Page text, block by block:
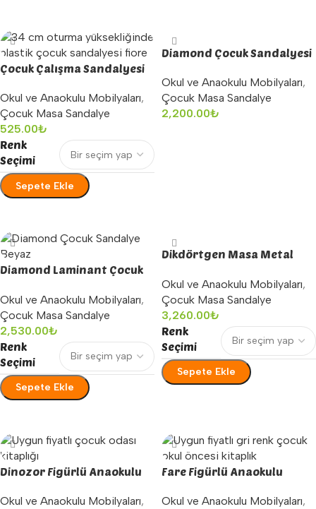
Çocuk Çalışma Sandalyesi
Okul ve Anaokulu Mobilyaları,
Çocuk Masa Sandalye
525.00₺
Renk
Seçimi
Sepete Ekle
Diamond Çocuk Sandalyesi
Okul ve Anaokulu Mobilyaları,
Çocuk Masa Sandalye
2,200.00₺
Diamond Laminant Çocuk
Okul ve Anaokulu Mobilyaları,
Çocuk Masa Sandalye
2,530.00₺
Renk
Seçimi
Sepete Ekle
Dikdörtgen Masa Metal
Okul ve Anaokulu Mobilyaları,
Çocuk Masa Sandalye
3,260.00₺
Renk
Seçimi
Sepete Ekle
Dinozor Figürlü Anaokulu
Okul ve Anaokulu Mobilyaları,
Fare Figürlü Anaokulu
Okul ve Anaokulu Mobilyaları,